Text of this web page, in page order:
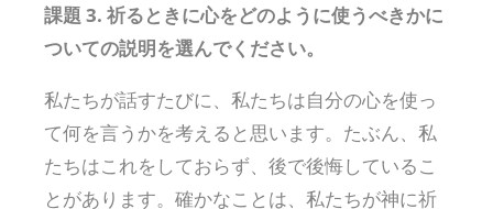
課題 3. 祈るときに心をどのように使うべきかに
ついての説明を選んでください。
私たちが話すたびに、私たちは自分の心を使っ
て何を言うかを考えると思います。たぶん、私
たちはこれをしておらず、後で後悔しているこ
とがあります。確かなことは、私たちが神に祈